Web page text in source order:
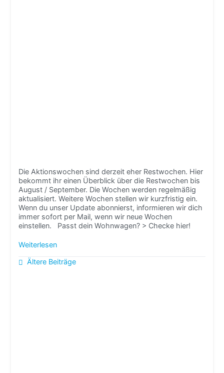
Die Aktionswochen sind derzeit eher Restwochen. Hier
bekommt ihr einen Überblick über die Restwochen bis
August / September. Die Wochen werden regelmäßig
aktualisiert. Weitere Wochen stellen wir kurzfristig ein.
Wenn du unser Update abonnierst, informieren wir dich
immer sofort per Mail, wenn wir neue Wochen
einstellen. Passt dein Wohnwagen? > Checke hier!
Weiterlesen
Beitragsnavigation
Ältere Beiträge